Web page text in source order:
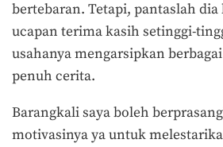
bertebaran. Tetapi, pantaslah
ucapan terima kasih setinggi-
usahanya mengarsipkan
penuh cerita.
Barangkali saya boleh
motivasinya ya untuk